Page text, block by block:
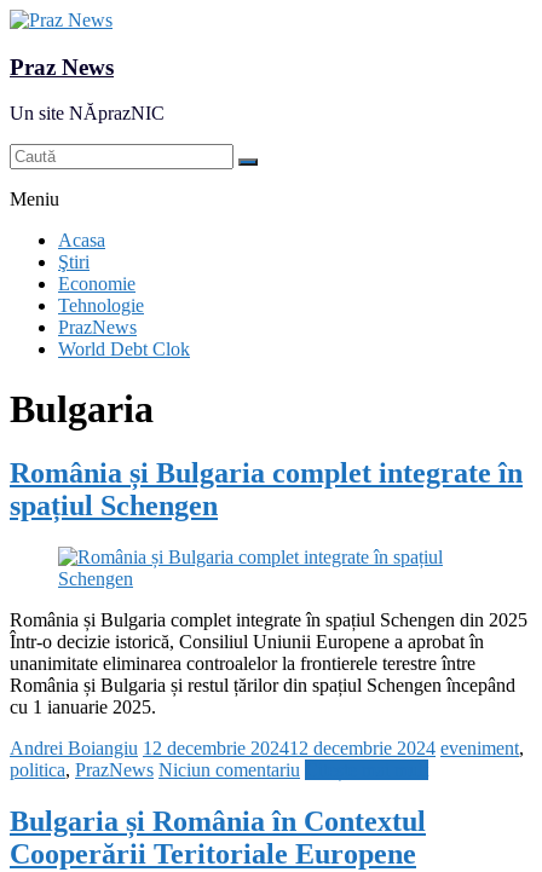
Praz News
Un site NĂprazNIC
Meniu
Acasa
Ştiri
Economie
Tehnologie
PrazNews
World Debt Clok
Bulgaria
România și Bulgaria complet integrate în
spațiul Schengen
România și Bulgaria complet integrate în spațiul Schengen din 2025
Într-o decizie istorică, Consiliul Uniunii Europene a aprobat în
unanimitate eliminarea controalelor la frontierele terestre între
România și Bulgaria și restul țărilor din spațiul Schengen începând
cu 1 ianuarie 2025.
Andrei Boiangiu 12 decembrie 202412 decembrie 2024 eveniment,
politica, PrazNews Niciun comentariu
Bulgaria și România în Contextul
Cooperării Teritoriale Europene